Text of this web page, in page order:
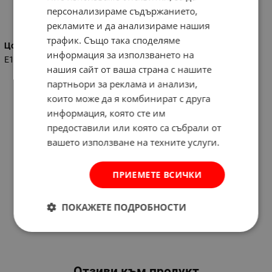
Характеристики
Цокъл
E14
персонализираме съдържанието,
рекламите и да анализираме нашия
трафик. Също така споделяме
информация за използването на
нашия сайт от ваша страна с нашите
партньори за реклама и анализи,
които може да я комбинират с друга
информация, която сте им
предоставили или която са събрали от
вашето използване на техните услуги.
ПРИЕМЕТЕ ВСИЧКИ
ПОКАЖЕТЕ ПОДРОБНОСТИ